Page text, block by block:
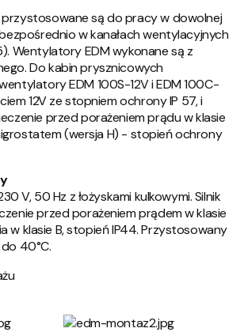
są do pracy w dowolnej
w kanałach wentylacyjnych
Wentylatory EDM wykonane są z
Do kabin prysznicowych
EDM 100S-12V i EDM 100C-
12V ze stopniem ochrony IP 57, i
przed porażeniem prądu w klasie
(wersja H) - stopień ochrony
V, 50 Hz z łożyskami kulkowymi. Silnik
przed porażeniem prądem w klasie
w klasie B, stopień IP44. Przystosowany
40°C.